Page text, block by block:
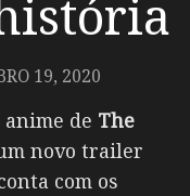
19, 2020
de The
novo trailer
com os